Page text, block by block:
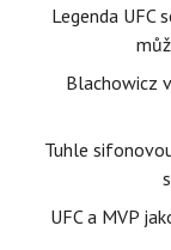
Legenda UFC
Blachowicz
Tuhle
UFC a MVP